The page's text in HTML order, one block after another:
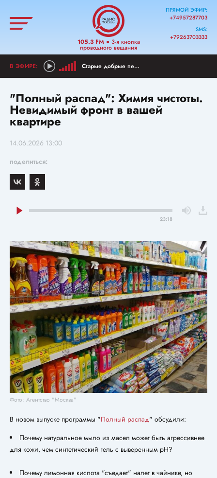
105.3 FM● 3-я кнопка
проводного вещания
ПРЯМОЙ ЭФИР:
+74957287703
SMS:
+79263703333
Старые добрые песни
"Полный распад": Химия чистоты.
Невидимый фронт в вашей
квартире
14.06.2026 13:00
поделиться:
23:18
Фото: Агентство "Москва"
В новом выпуске программы "Полный распад" обсудили:
Почему натуральное мыло из масел может быть агрессивнее
для кожи, чем синтетический гель с выверенным pH?
Почему лимонная кислота "съедает" налет в чайнике, но